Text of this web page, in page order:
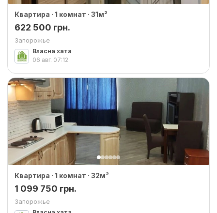
Квартира · 1 комнат · 31м²
622 500 грн.
Запорожье
Власна хата
06 авг. 07:12
Квартира · 1 комнат · 32м²
1 099 750 грн.
Запорожье